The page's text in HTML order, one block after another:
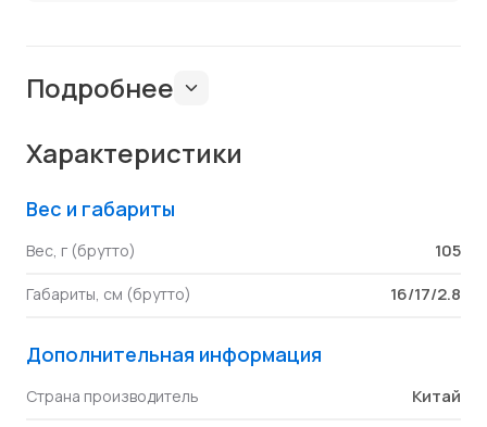
Подробнее
Характеристики
Вес и габариты
Вес, г (брутто) 105
Габариты, см (брутто) 16/17/2.8
Дополнительная информация
Страна производитель Китай